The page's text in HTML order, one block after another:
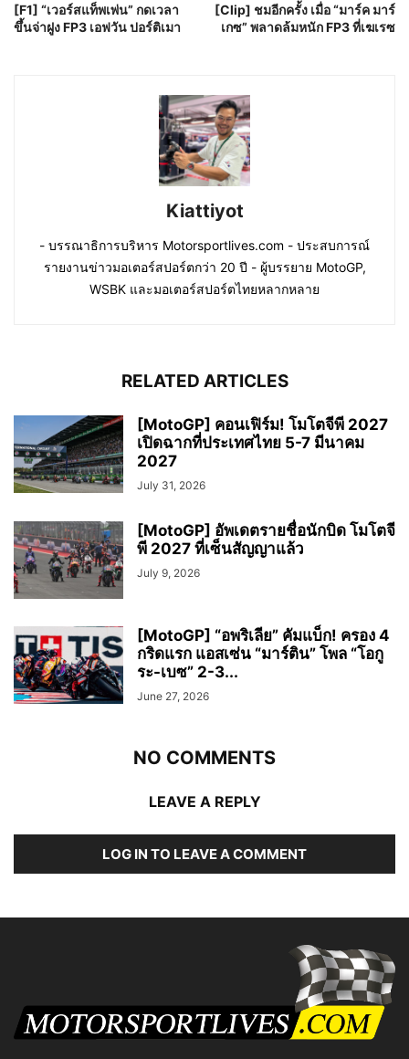
[F1] “เวอร์สแท็พเพ่น” กดเวลา
ขึ้นจ่าฝูง FP3 เอฟวัน ปอร์ติเมา
[Clip] ชมอีกครั้ง เมื่อ “มาร์ค มาร์
เกซ” พลาดล้มหนัก FP3 ที่เฆเรซ
Kiattiyot
- บรรณาธิการบริหาร Motorsportlives.com - ประสบการณ์
รายงานข่าวมอเตอร์สปอร์ตกว่า 20 ปี - ผู้บรรยาย MotoGP,
WSBK และมอเตอร์สปอร์ตไทยหลากหลาย
RELATED ARTICLES
[MotoGP] คอนเฟิร์ม! โมโตจีพี 2027
เปิดฉากที่ประเทศไทย 5-7 มีนาคม
2027
July 31, 2026
[MotoGP] อัพเดตรายชื่อนักบิด โมโตจี
พี 2027 ที่เซ็นสัญญาแล้ว
July 9, 2026
[MotoGP] “อพริเลีย” คัมแบ็ก! ครอง 4
กริดแรก แอสเซ่น “มาร์ติน” โพล “โอกู
ระ-เบซ” 2-3...
June 27, 2026
NO COMMENTS
LEAVE A REPLY
LOG IN TO LEAVE A COMMENT